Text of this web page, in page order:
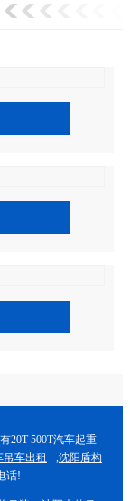
20T-500T汽车起重
吊车出租 ,沈阳盾构
话!